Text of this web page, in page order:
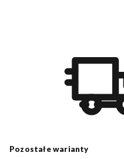
Pozostałe warianty